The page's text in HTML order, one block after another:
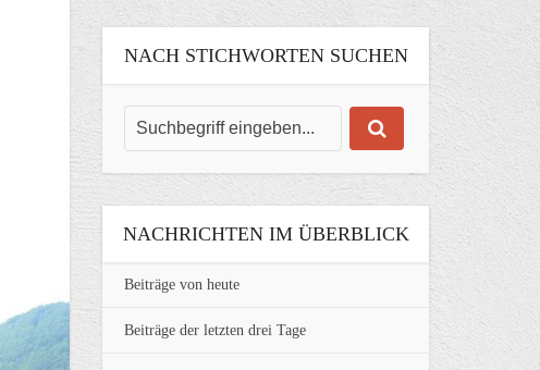
NACH STICHWORTEN SUCHEN
NACHRICHTEN IM ÜBERBLICK
Beiträge von heute
Beiträge der letzten drei Tage